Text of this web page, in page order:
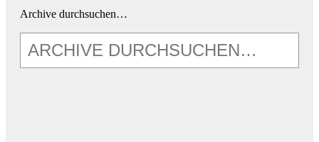
Archive durchsuchen…